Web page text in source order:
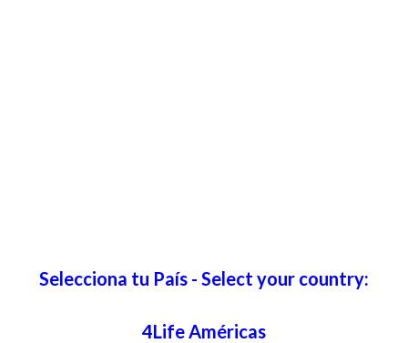
Selecciona tu País - Select your country:
4Life Américas